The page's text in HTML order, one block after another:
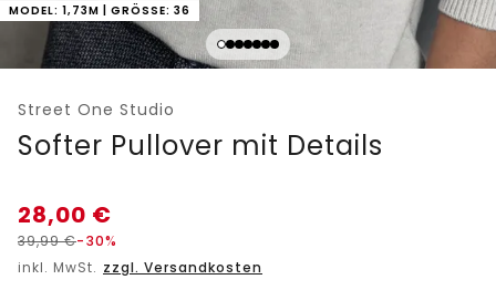
MODEL: 1,73M | GRÖSSE: 36
Street One Studio
Softer Pullover mit Details
28,00 €
39,99€-30%
inkl. MwSt. zzgl. Versandkosten